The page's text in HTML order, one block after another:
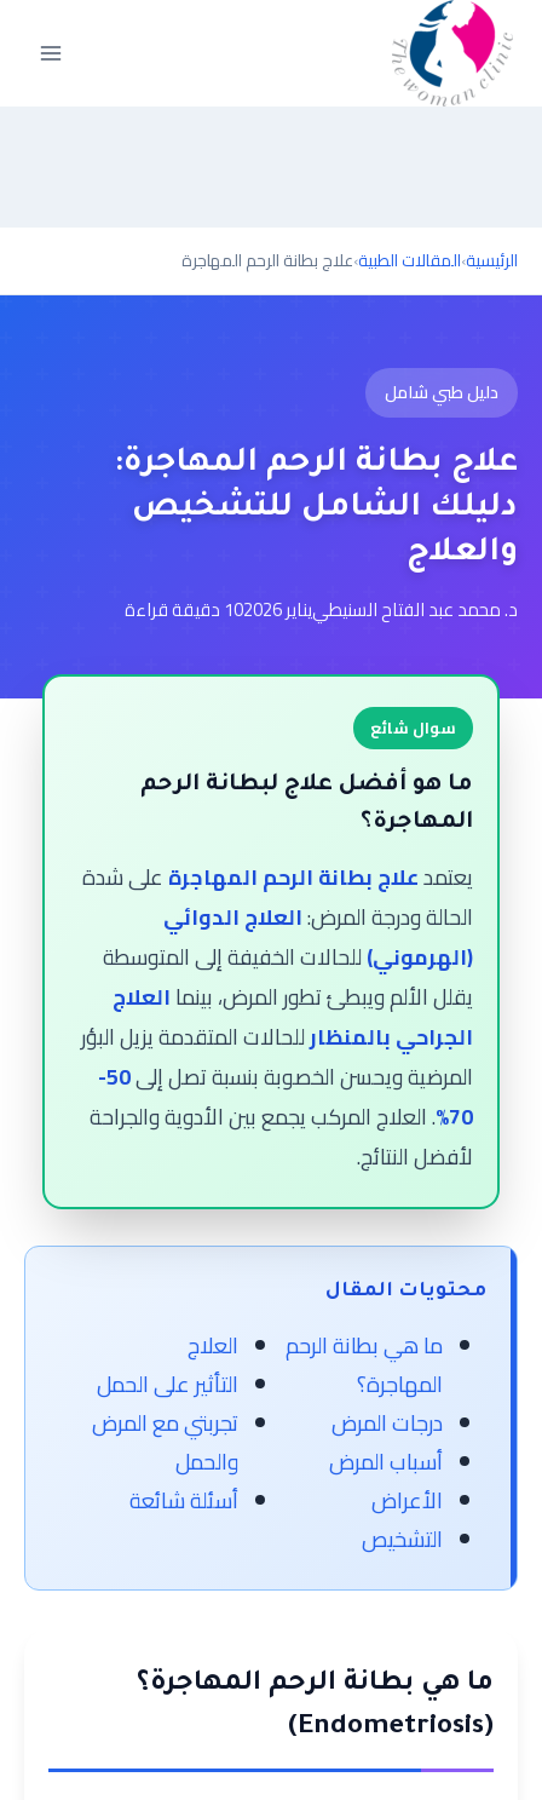
الرئيسية›المقالات الطبية›علاج بطانة الرحم المهاجرة
دليل طبي شامل
علاج بطانة الرحم المهاجرة:
دليلك الشامل للتشخيص
والعلاج
د. محمد عبد الفتاح السنيطييناير 2026 10 دقيقة قراءة
سوال شائع
ما هو أفضل علاج لبطانة الرحم
المهاجرة؟
يعتمدعلاج بطانة الرحم المهاجرة على شدة
الحالة ودرجة المرض:العلاج الدوائي
(الهرموني)للحالات الخفيفة إلى المتوسطة
يقلل الألم ويبطئ تطور المرض، بينماالعلاج
الجراحي بالمنظارللحالات المتقدمة يزيل البؤر
المرضية ويحسن الخصوبة بنسبة تصل إلى
50-
70% . العلاج المركب يجمع بين الأدوية والجراحة
لأفضل النتائج.
محتويات المقال
ما هي بطانة الرحم
المهاجرة؟
درجات المرض
أسباب المرض
الأعراض
التشخيص
العلاج
التأثير على الحمل
تجربتي مع المرض
والحمل
أسئلة شائعة
ما هي بطانة الرحم المهاجرة؟
(Endometriosis)